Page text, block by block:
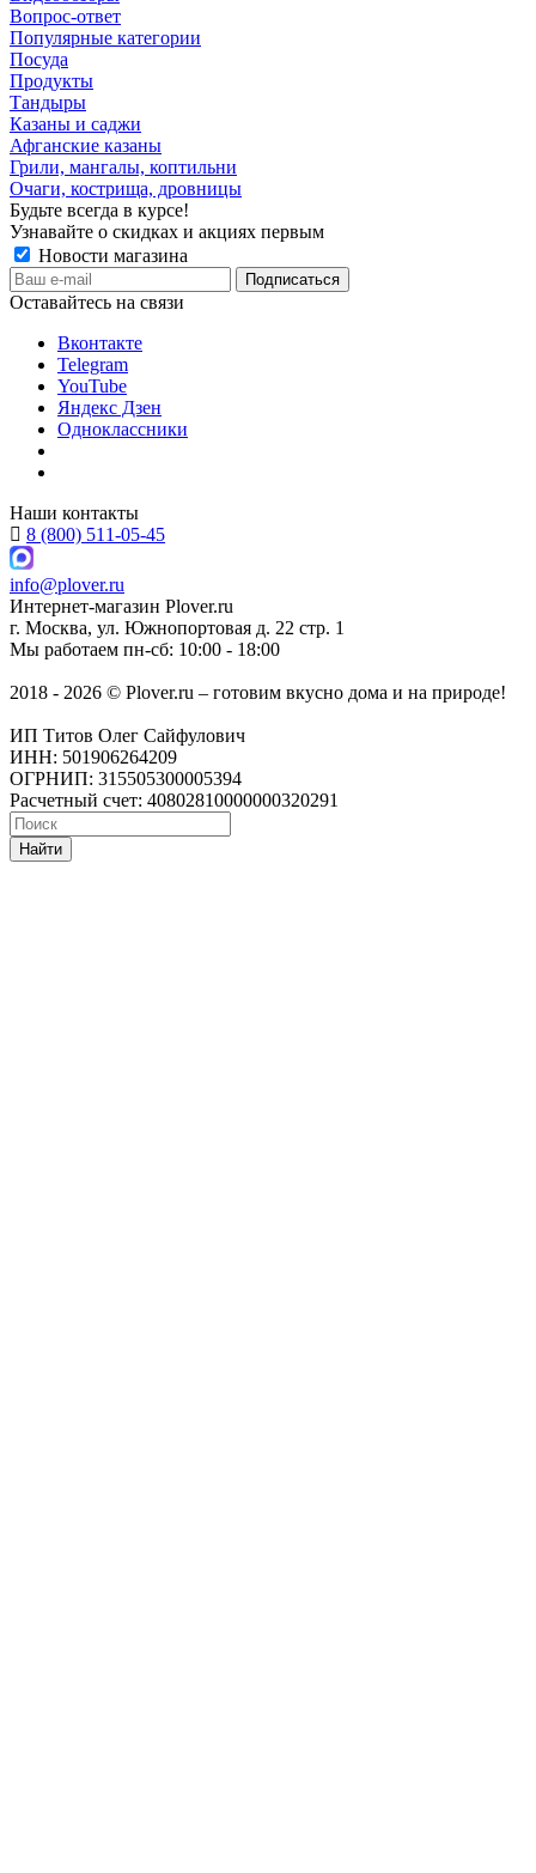
Вопрос-ответ
Популярные категории
Посуда
Продукты
Тандыры
Казаны и саджи
Афганские казаны
Грили, мангалы, коптильни
Очаги, кострища, дровницы
Будьте всегда в курсе!
Узнавайте о скидках и акциях первым
Новости магазина
Оставайтесь на связи
Вконтакте
Telegram
YouTube
Яндекс Дзен
Одноклассники
Наши контакты
8 (800) 511-05-45
info@plover.ru
Интернет-магазин Plover.ru
г. Москва, ул. Южнопортовая д. 22 стр. 1
Мы работаем пн-сб: 10:00 - 18:00
2018 - 2026 © Plover.ru – готовим вкусно дома и на природе!
ИП Титов Олег Сайфулович
ИНН: 501906264209
ОГРНИП: 315505300005394
Расчетный счет: 40802810000000320291
Найти